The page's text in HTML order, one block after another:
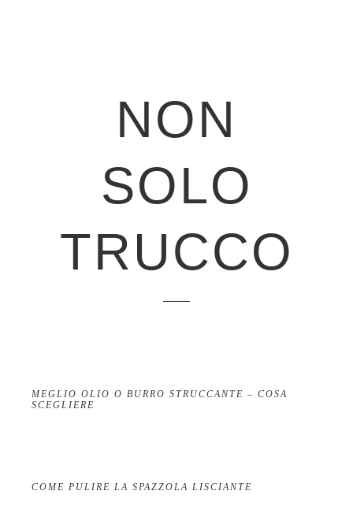
NON
SOLO
TRUCCO
MEGLIO OLIO O BURRO STRUCCANTE – COSA
SCEGLIERE
COME PULIRE LA SPAZZOLA LISCIANTE